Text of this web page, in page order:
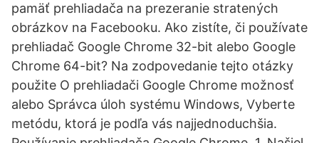
pamäť prehliadača na prezeranie stratených
obrázkov na Facebooku. Ako zistíte, či používate
prehliadač Google Chrome 32-bit alebo Google
Chrome 64-bit? Na zodpovedanie tejto otázky
použite O prehliadači Google Chrome možnosť
alebo Správca úloh systému Windows, Vyberte
metódu, ktorá je podľa vás najjednoduchšia.